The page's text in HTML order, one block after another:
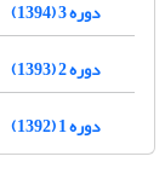
دوره 3 (1394)
دوره 2 (1393)
دوره 1 (1392)